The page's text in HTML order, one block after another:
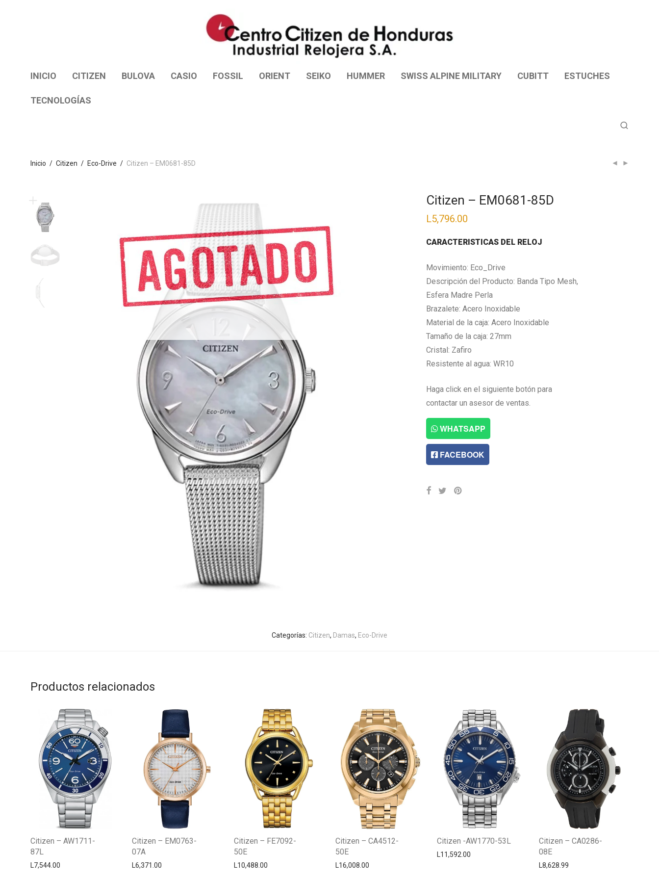
INICIO CITIZEN BULOVA CASIO FOSSIL ORIENT SEIKO HUMMER SWISS ALPINE MILITARY CUBITT ESTUCHES
TECNOLOGÍAS
Inicio / Citizen / Eco-Drive / Citizen – EM0681-85D
Citizen – EM0681-85D
L5,796.00
CARACTERISTICAS DEL RELOJ
Movimiento: Eco_Drive
Descripción del Producto: Banda Tipo Mesh,
Esfera Madre Perla
Brazalete: Acero Inoxidable
Material de la caja: Acero Inoxidable
Tamaño de la caja: 27mm
Cristal: Zafiro
Resistente al agua: WR10
Haga click en el siguiente botón para
contactar un asesor de ventas.
WHATSAPP
FACEBOOK
Categorías: Citizen, Damas, Eco-Drive
Productos relacionados
Citizen – AW1711-
87L
L7,544.00
Citizen – EM0763-
07A
L6,371.00
Citizen – FE7092-
50E
L10,488.00
Citizen – CA4512-
50E
L16,008.00
Citizen -AW1770-53L
L11,592.00
Citizen – CA0286-
08E
L8,628.99
Centro Citizen
Typically replies within a day